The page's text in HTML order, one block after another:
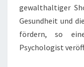
gewalthaltiger
Gesundheit und
fördern, so
Psychologist